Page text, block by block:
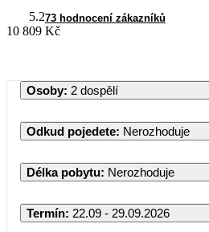
5.273 hodnocení zákazníků
10 809 Kč
Osoby: 2 dospělí
Odkud pojedete: Nerozhoduje
Délka pobytu: Nerozhoduje
Termín: 22.09 - 29.09.2026